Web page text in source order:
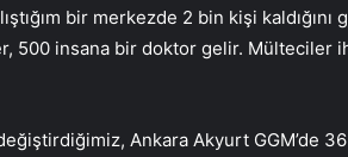
bir merkezde 2 bin kişi
500 insana bir doktor gelir. Mülteciler
Ankara Akyurt GGM’de